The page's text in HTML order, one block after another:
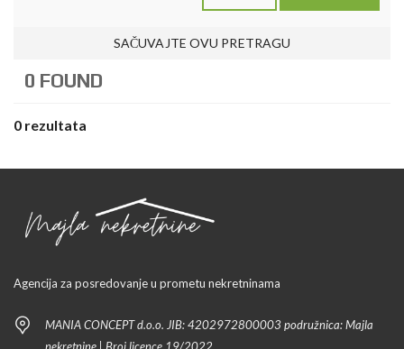
SAČUVAJTE OVU PRETRAGU
0 FOUND
0 rezultata
Agencija za posredovanje u prometu nekretninama
MANIA CONCEPT d.o.o. JIB: 4202972800003 podružnica: Majla